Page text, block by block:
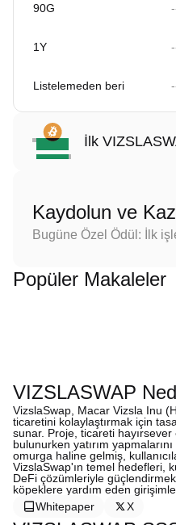
90G
1Y
Listelemeden beri
İlk
Kaydolun ve
Bugüne Özel Ödül: İlk
Popüler Makaleler
VIZSLASWAP
VizslaSwap, Macar Vizsla Inu
ticaretini kolaylaştırmak için
sunar. Proje, ticareti
bulunurken yatırım
omurga haline gelmiş,
VizslaSwap'ın temel hedefleri,
DeFi çözümleriyle
köpeklere yardım eden
Whitepaper
X